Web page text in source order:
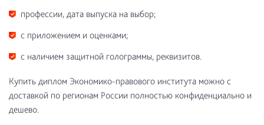
профессии, дата выпуска на выбор;
с приложением и оценками;
с наличием защитной голограммы, реквизитов.
Купить диплом Экономико-правового института можно с
доставкой по регионам России полностью конфиденциально и
дешево.